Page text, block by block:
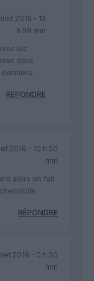
2016 - 13
h 59 min
les
dans
RÉPONDRE
2016 - 10 h 50
min
alors on fait
.
RÉPONDRE
2016 - 0 h 50
min